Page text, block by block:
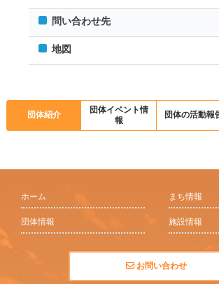
問い合わせ先
地図
団体紹介
団体イベント情
報
団体の活動報
ホーム まち情報
団体情報 施設情報
お問い合わせ